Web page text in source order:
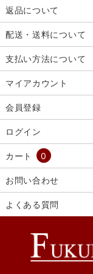
返品について
配送・送料について
支払い方法について
マイアカウント
会員登録
ログイン
カート 0
お問い合わせ
よくある質問